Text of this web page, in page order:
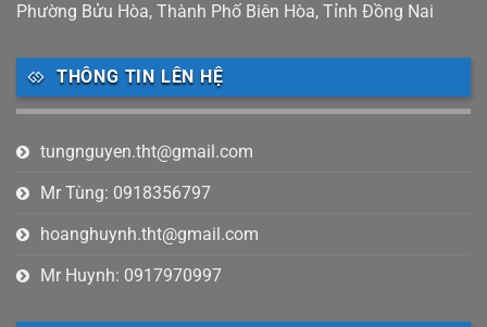
Phường Bửu Hòa, Thành Phố Biên Hòa, Tỉnh Đồng Nai
THÔNG TIN LÊN HỆ
tungnguyen.tht@gmail.com
Mr Tùng: 0918356797
hoanghuynh.tht@gmail.com
Mr Huynh: 0917970997